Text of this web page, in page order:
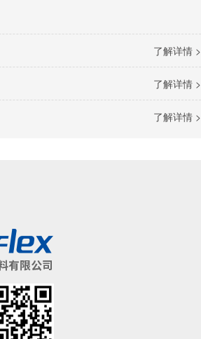
了解详情 >
了解详情 >
了解详情 >